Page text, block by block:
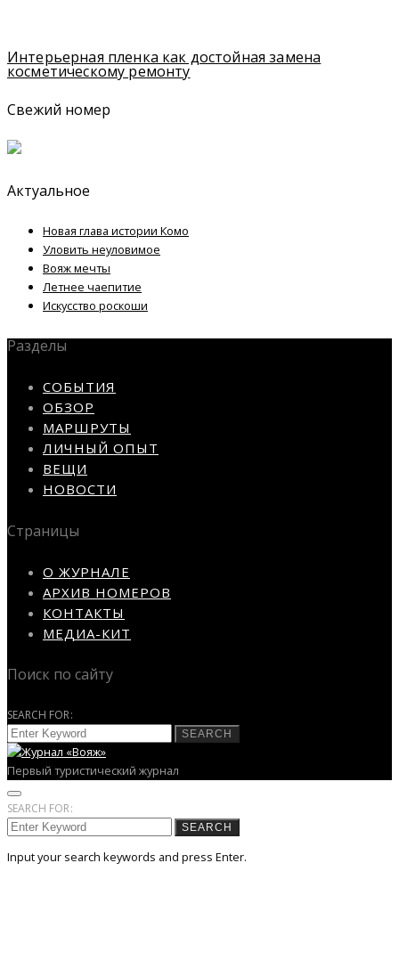
Интерьерная пленка как достойная замена
косметическому ремонту
Свежий номер
Актуальное
Новая глава истории Комо
Уловить неуловимое
Вояж мечты
Летнее чаепитие
Искусство роскоши
Разделы
СОБЫТИЯ
ОБЗОР
МАРШРУТЫ
ЛИЧНЫЙ ОПЫТ
ВЕЩИ
НОВОСТИ
Страницы
О ЖУРНАЛЕ
АРХИВ НОМЕРОВ
КОНТАКТЫ
МЕДИА-КИТ
Поиск по сайту
SEARCH FOR:
SEARCH
Первый туристический журнал
SEARCH FOR:
SEARCH
Input your search keywords and press Enter.